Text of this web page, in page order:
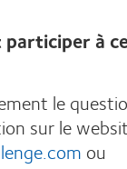
à
le
sur le
ou